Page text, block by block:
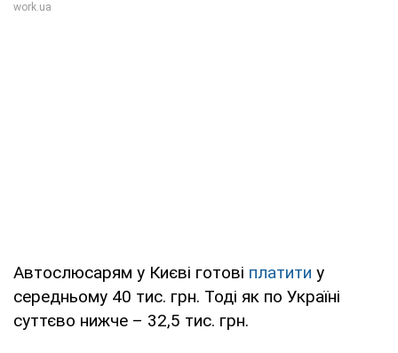
Автослюсарям у Києві готові платити у
середньому 40 тис. грн. Тоді як по Україні
суттєво нижче – 32,5 тис. грн.